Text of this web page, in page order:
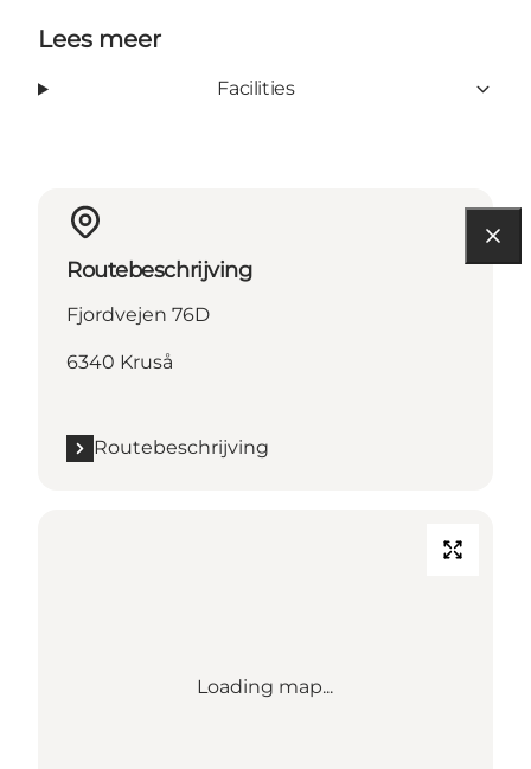
Lees meer
Facilities
Routebeschrijving
Fjordvejen 76D
6340 Kruså
Routebeschrijving
Loading map...